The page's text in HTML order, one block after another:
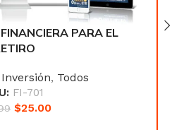
PARA EL
, Todos
FI-701
$25.00